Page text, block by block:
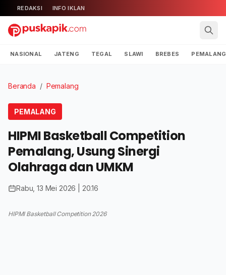
REDAKSI INFO IKLAN
NASIONAL JATENG TEGAL SLAWI BREBES PEMALANG
Beranda / Pemalang
PEMALANG
HIPMI Basketball Competition
Pemalang, Usung Sinergi
Olahraga dan UMKM
Rabu, 13 Mei 2026 | 20.16
HIPMI Basketball Competition 2026